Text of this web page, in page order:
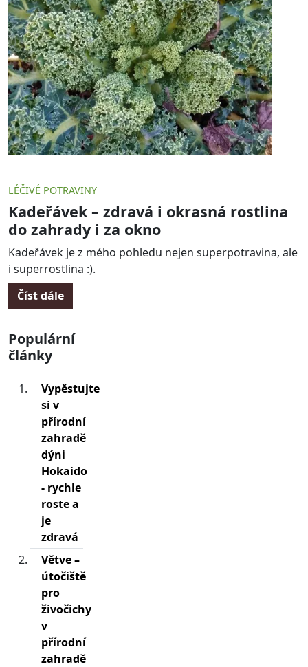
LÉČIVÉ POTRAVINY
Kadeřávek – zdravá i okrasná rostlina
do zahrady i za okno
Kadeřávek je z mého pohledu nejen superpotravina, ale
i superrostlina :).
Číst dále
Populární
články
Vypěstujte
si v
přírodní
zahradě
dýni
Hokaido
- rychle
roste a
je
zdravá
Větve –
útočiště
pro
živočichy
v
přírodní
zahradě